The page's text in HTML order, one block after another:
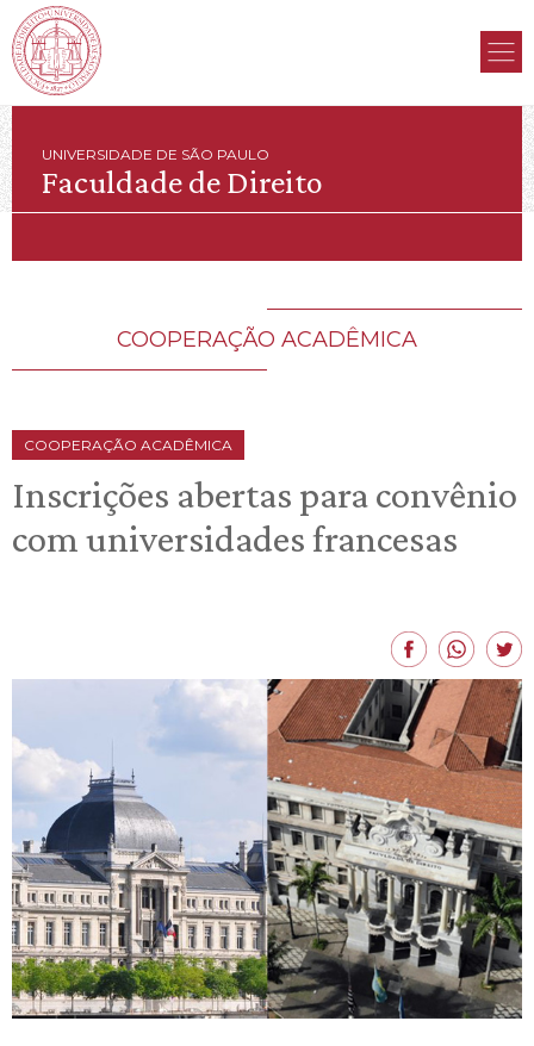
UNIVERSIDADE DE SÃO PAULO
Faculdade de Direito
COOPERAÇÃO ACADÊMICA
COOPERAÇÃO ACADÊMICA
Inscrições abertas para convênio
com universidades francesas